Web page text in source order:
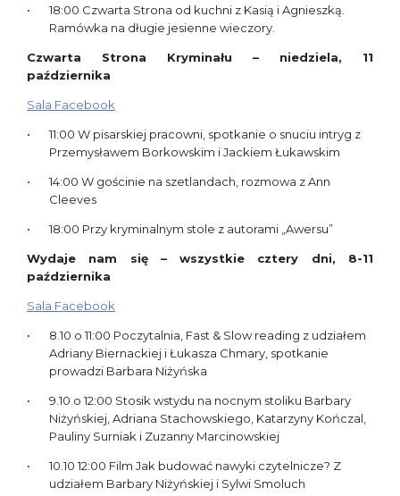
18:00 Czwarta Strona od kuchni z Kasią i Agnieszką.
Ramówka na długie jesienne wieczory.
Czwarta Strona Kryminału – niedziela, 11
października
Sala Facebook
11:00 W pisarskiej pracowni, spotkanie o snuciu intryg z
Przemysławem Borkowskim i Jackiem Łukawskim
14:00 W gościnie na szetlandach, rozmowa z Ann
Cleeves
18:00 Przy kryminalnym stole z autorami „Awersu”
Wydaje nam się – wszystkie cztery dni, 8-11
października
Sala Facebook
8.10 o 11:00 Poczytalnia, Fast & Slow reading z udziałem
Adriany Biernackiej i Łukasza Chmary, spotkanie
prowadzi Barbara Niżyńska
9.10 o 12:00 Stosik wstydu na nocnym stoliku Barbary
Niżyńskiej, Adriana Stachowskiego, Katarzyny Kończal,
Pauliny Surniak i Zuzanny Marcinowskiej
10.10 12:00 Film Jak budować nawyki czytelnicze? Z
udziałem Barbary Niżyńskiej i Sylwi Smoluch